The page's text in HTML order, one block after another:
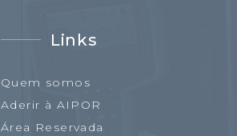
Links
Quem somos
Aderir à AIPOR
Área Reservada